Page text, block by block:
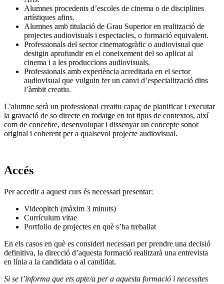
Alumnes procedents d’escoles de cinema o de disciplines
artístiques afins.
Alumnes amb titulació de Grau Superior en realització de
projectes audiovisuals i espectacles, o formació equivalent.
Professionals del sector cinematogràfic o audiovisual que
desitgin aprofundir en el coneixement del so aplicat al
cinema i a les produccions audiovisuals.
Professionals amb experiència acreditada en el sector
audiovisual que vulguin fer un canvi d’especialització dins
l’àmbit creatiu.
L’alumne serà un professional creatiu capaç de planificar i executar
la gravació de so directe en rodatge en tot tipus de contextos, així
com de concebre, desenvolupar i dissenyar un concepte sonor
original i coherent per a qualsevol projecte audiovisual.
Accés
Per accedir a aquest curs és necessari presentar:
Videopitch (màxim 3 minuts)
Currículum vitae
Portfolio de projectes en què s’ha treballat
En els casos en què es consideri necessari per prendre una decisió
definitiva, la direcció d’aquesta formació realitzarà una entrevista
en línia a la candidata o al candidat.
Si se t’informa que ets apte/a per a aquesta formació i necessites